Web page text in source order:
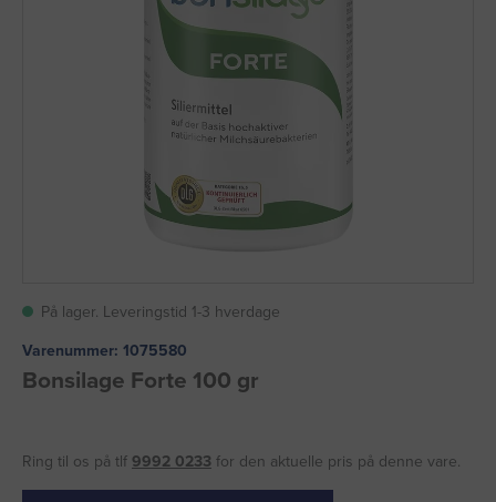
På lager. Leveringstid 1-3 hverdage
Varenummer: 1075580
Bonsilage Forte 100 gr
Ring til os på tlf 9992 0233 for den aktuelle pris på denne vare.